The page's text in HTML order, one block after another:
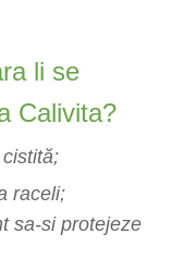
li se
Calivita?
raceli;
sa-si protejeze